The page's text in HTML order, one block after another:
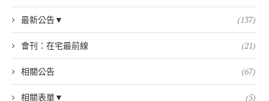
最新公告▼ (137)
會刊：在宅最前線 (21)
相關公告 (67)
相關表單▼ (5)